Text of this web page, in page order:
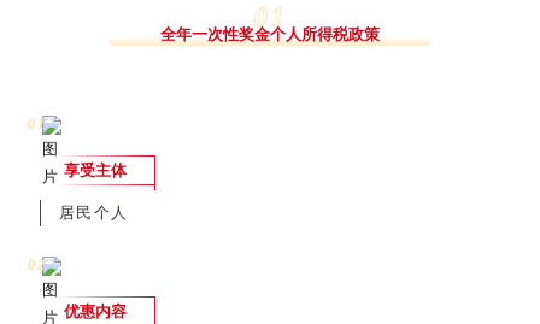
01
全年一次性奖金个人所得税政策
01
享受主体
居民个人
02
优惠内容